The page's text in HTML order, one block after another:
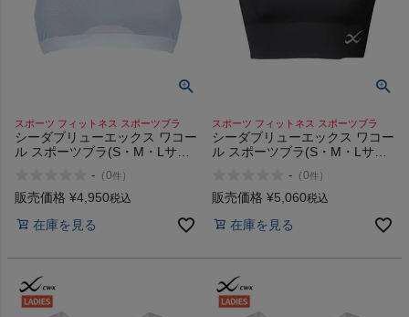
スポーツ フィットネス スポーツブラ
シーダブリューエックス ワコー
ル スポーツブラ(S・M・Lサイ
- （0件 ）
販売価格 ¥4,950税込
在庫を見る
スポーツ フィットネス スポーツブラ
シーダブリューエックス ワコー
ル スポーツブラ(S・M・Lサイ
- （0件 ）
販売価格 ¥5,060税込
在庫を見る